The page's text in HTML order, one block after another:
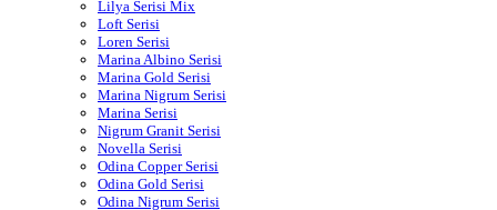
Lilya Serisi Mix
Loft Serisi
Loren Serisi
Marina Albino Serisi
Marina Gold Serisi
Marina Nigrum Serisi
Marina Serisi
Nigrum Granit Serisi
Novella Serisi
Odina Copper Serisi
Odina Gold Serisi
Odina Nigrum Serisi